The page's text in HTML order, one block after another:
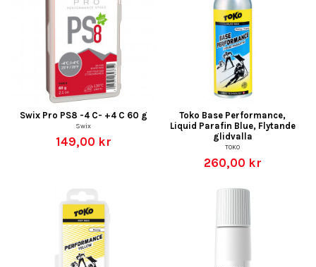
Swix Pro PS8 -4 C- +4 C 60 g
Swix
149,00 kr
Toko Base Performance,
Liquid Parafin Blue, Flytande
glidvalla
TOKO
260,00 kr